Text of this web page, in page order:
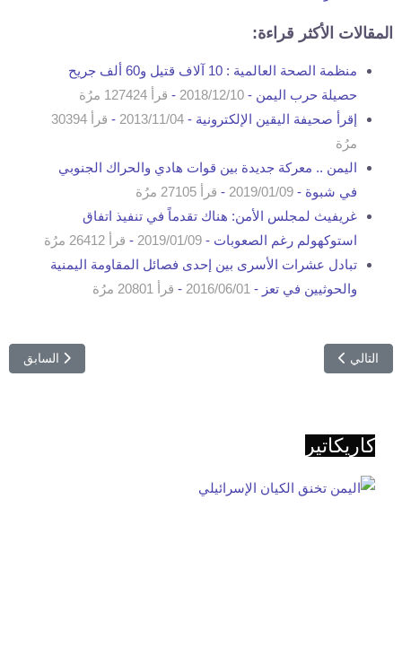
المقالات الأكثر قراءة:
منظمة الصحة العالمية : 10 آلاف قتيل و60 ألف جريح
حصيلة حرب اليمن - 2018/12/10
- قرأ 127424 مرُة
إقرأ صحيفة اليقين الإلكترونية - 2013/11/04
-
قرأ 30394
مرُة
اليمن .. معركة جديدة بين قوات هادي والحراك الجنوبي
في شبوة - 2019/01/09
- قرأ 27105 مرُة
غريفيث لمجلس الأمن: هناك تقدماً في تنفيذ اتفاق
استوكهولم رغم الصعوبات - 2019/01/09
- قرأ 26412 مرُة
تبادل عشرات الأسرى بين إحدى فصائل المقاومة اليمنية
والحوثيين في تعز - 2016/06/01
- قرأ 20801 مرُة
المقال
السابق
المقال التالي: اجتماع رباعي في الرياض لإسكات الأمم المتحدة في اليمن
التالي
كاريكاتير